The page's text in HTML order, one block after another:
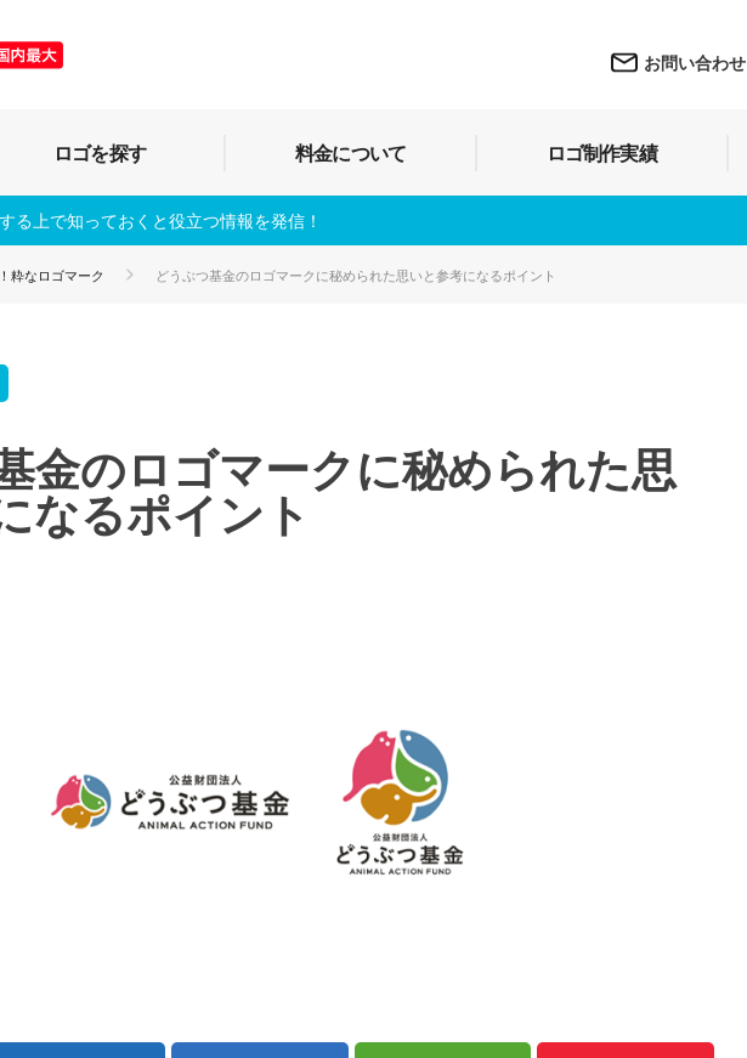
お問い合わせ
ロゴを探す 料金について ロゴ制作実績
る上で知っておくと役立つ情報を発信！
粋なロゴマーク どうぶつ基金のロゴマークに秘められた思いと参考になるポイント
金のロゴマークに秘められた思
なるポイント